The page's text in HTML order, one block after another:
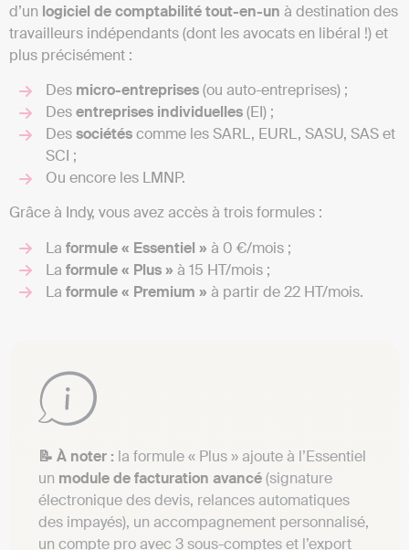
d’un logiciel de comptabilité tout-en-un à destination des
travailleurs indépendants (dont les avocats en libéral !) et
plus précisément :
Des micro-entreprises(ou auto-entreprises) ;
Desentreprises individuelles(EI) ;
Dessociétéscomme les SARL, EURL, SASU, SAS et
SCI ;
Ou encore les LMNP.
Grâce à Indy, vous avez accès à trois formules :
La formule « Essentiel » à 0 €/mois ;
La formule « Plus » à 15 HT/mois ;
La formule « Premium » à partir de 22 HT/mois.
📝 À noter : la formule « Plus » ajoute à l’Essentiel
un module de facturation avancé(signature
électronique des devis, relances automatiques
des impayés), un accompagnement personnalisé,
un compte pro avec 3 sous-comptes et l’export